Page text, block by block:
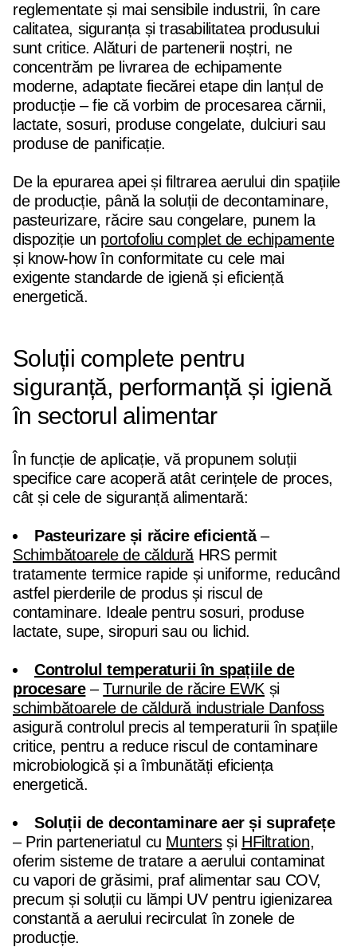
reglementate și mai sensibile industrii, în care
calitatea, siguranța și trasabilitatea produsului
sunt critice. Alături de partenerii noștri, ne
concentrăm pe livrarea de echipamente
moderne, adaptate fiecărei etape din lanțul de
producție – fie că vorbim de procesarea cărnii,
lactate, sosuri, produse congelate, dulciuri sau
produse de panificație.
De la epurarea apei și filtrarea aerului din spațiile
de producție, până la soluții de decontaminare,
pasteurizare, răcire sau congelare, punem la
dispoziție un portofoliu complet de echipamente
și know-how în conformitate cu cele mai
exigente standarde de igienă și eficiență
energetică.
Soluții complete pentru
siguranță, performanță și igienă
în sectorul alimentar
În funcție de aplicație, vă propunem soluții
specifice care acoperă atât cerințele de proces,
cât și cele de siguranță alimentară:
Pasteurizare și răcire eficientă–
Schimbătoarele de căldură HRS permit
tratamente termice rapide și uniforme, reducând
astfel pierderile de produs și riscul de
contaminare. Ideale pentru sosuri, produse
lactate, supe, siropuri sau ou lichid.
Controlul temperaturii în spațiile de
procesare–Turnurile de răcire EWK și
schimbătoarele de căldură industriale Danfoss
asigură controlul precis al temperaturii în spațiile
critice, pentru a reduce riscul de contaminare
microbiologică și a îmbunătăți eficiența
energetică.
Soluții de decontaminare aer și suprafețe
– Prin parteneriatul cu Muntersși HFiltration,
oferim sisteme de tratare a aerului contaminat
cu vapori de grăsimi, praf alimentar sau COV,
precum și soluții cu lămpi UV pentru igienizarea
constantă a aerului recirculat în zonele de
producție.